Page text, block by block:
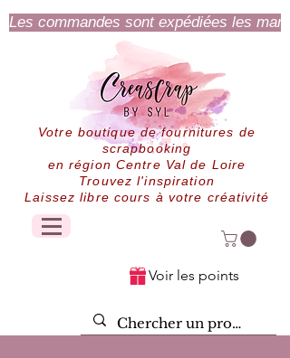
Les commandes sont expédiées les
Votre boutique de fournitures de
scrapbooking
en région Centre Val de Loire
Trouvez l'inspiration
Laissez libre cours à votre créativité
Voir les points